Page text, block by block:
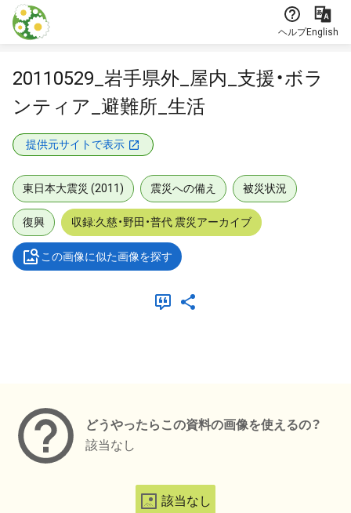
本文に飛ぶ
ヘルプEnglish
20110529_岩手県外_屋内_支援・ボラ
ンティア_避難所_生活
提供元サイトで表示
東日本大震災 (2011) 震災への備え 被災状況
復興 収録:久慈・野田・普代 震災アーカイブ
この画像に似た画像を探す
どうやったらこの資料の画像を使えるの？
該当なし
該当なし